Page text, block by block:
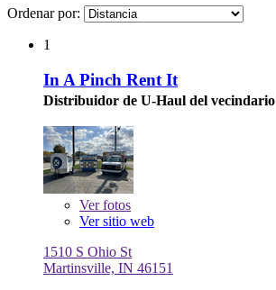
Ordenar por:
1
In A Pinch Rent It
Distribuidor de U-Haul del vecindario
Verfotos
Ver sitio web
1510 S Ohio St
Martinsville, IN 46151